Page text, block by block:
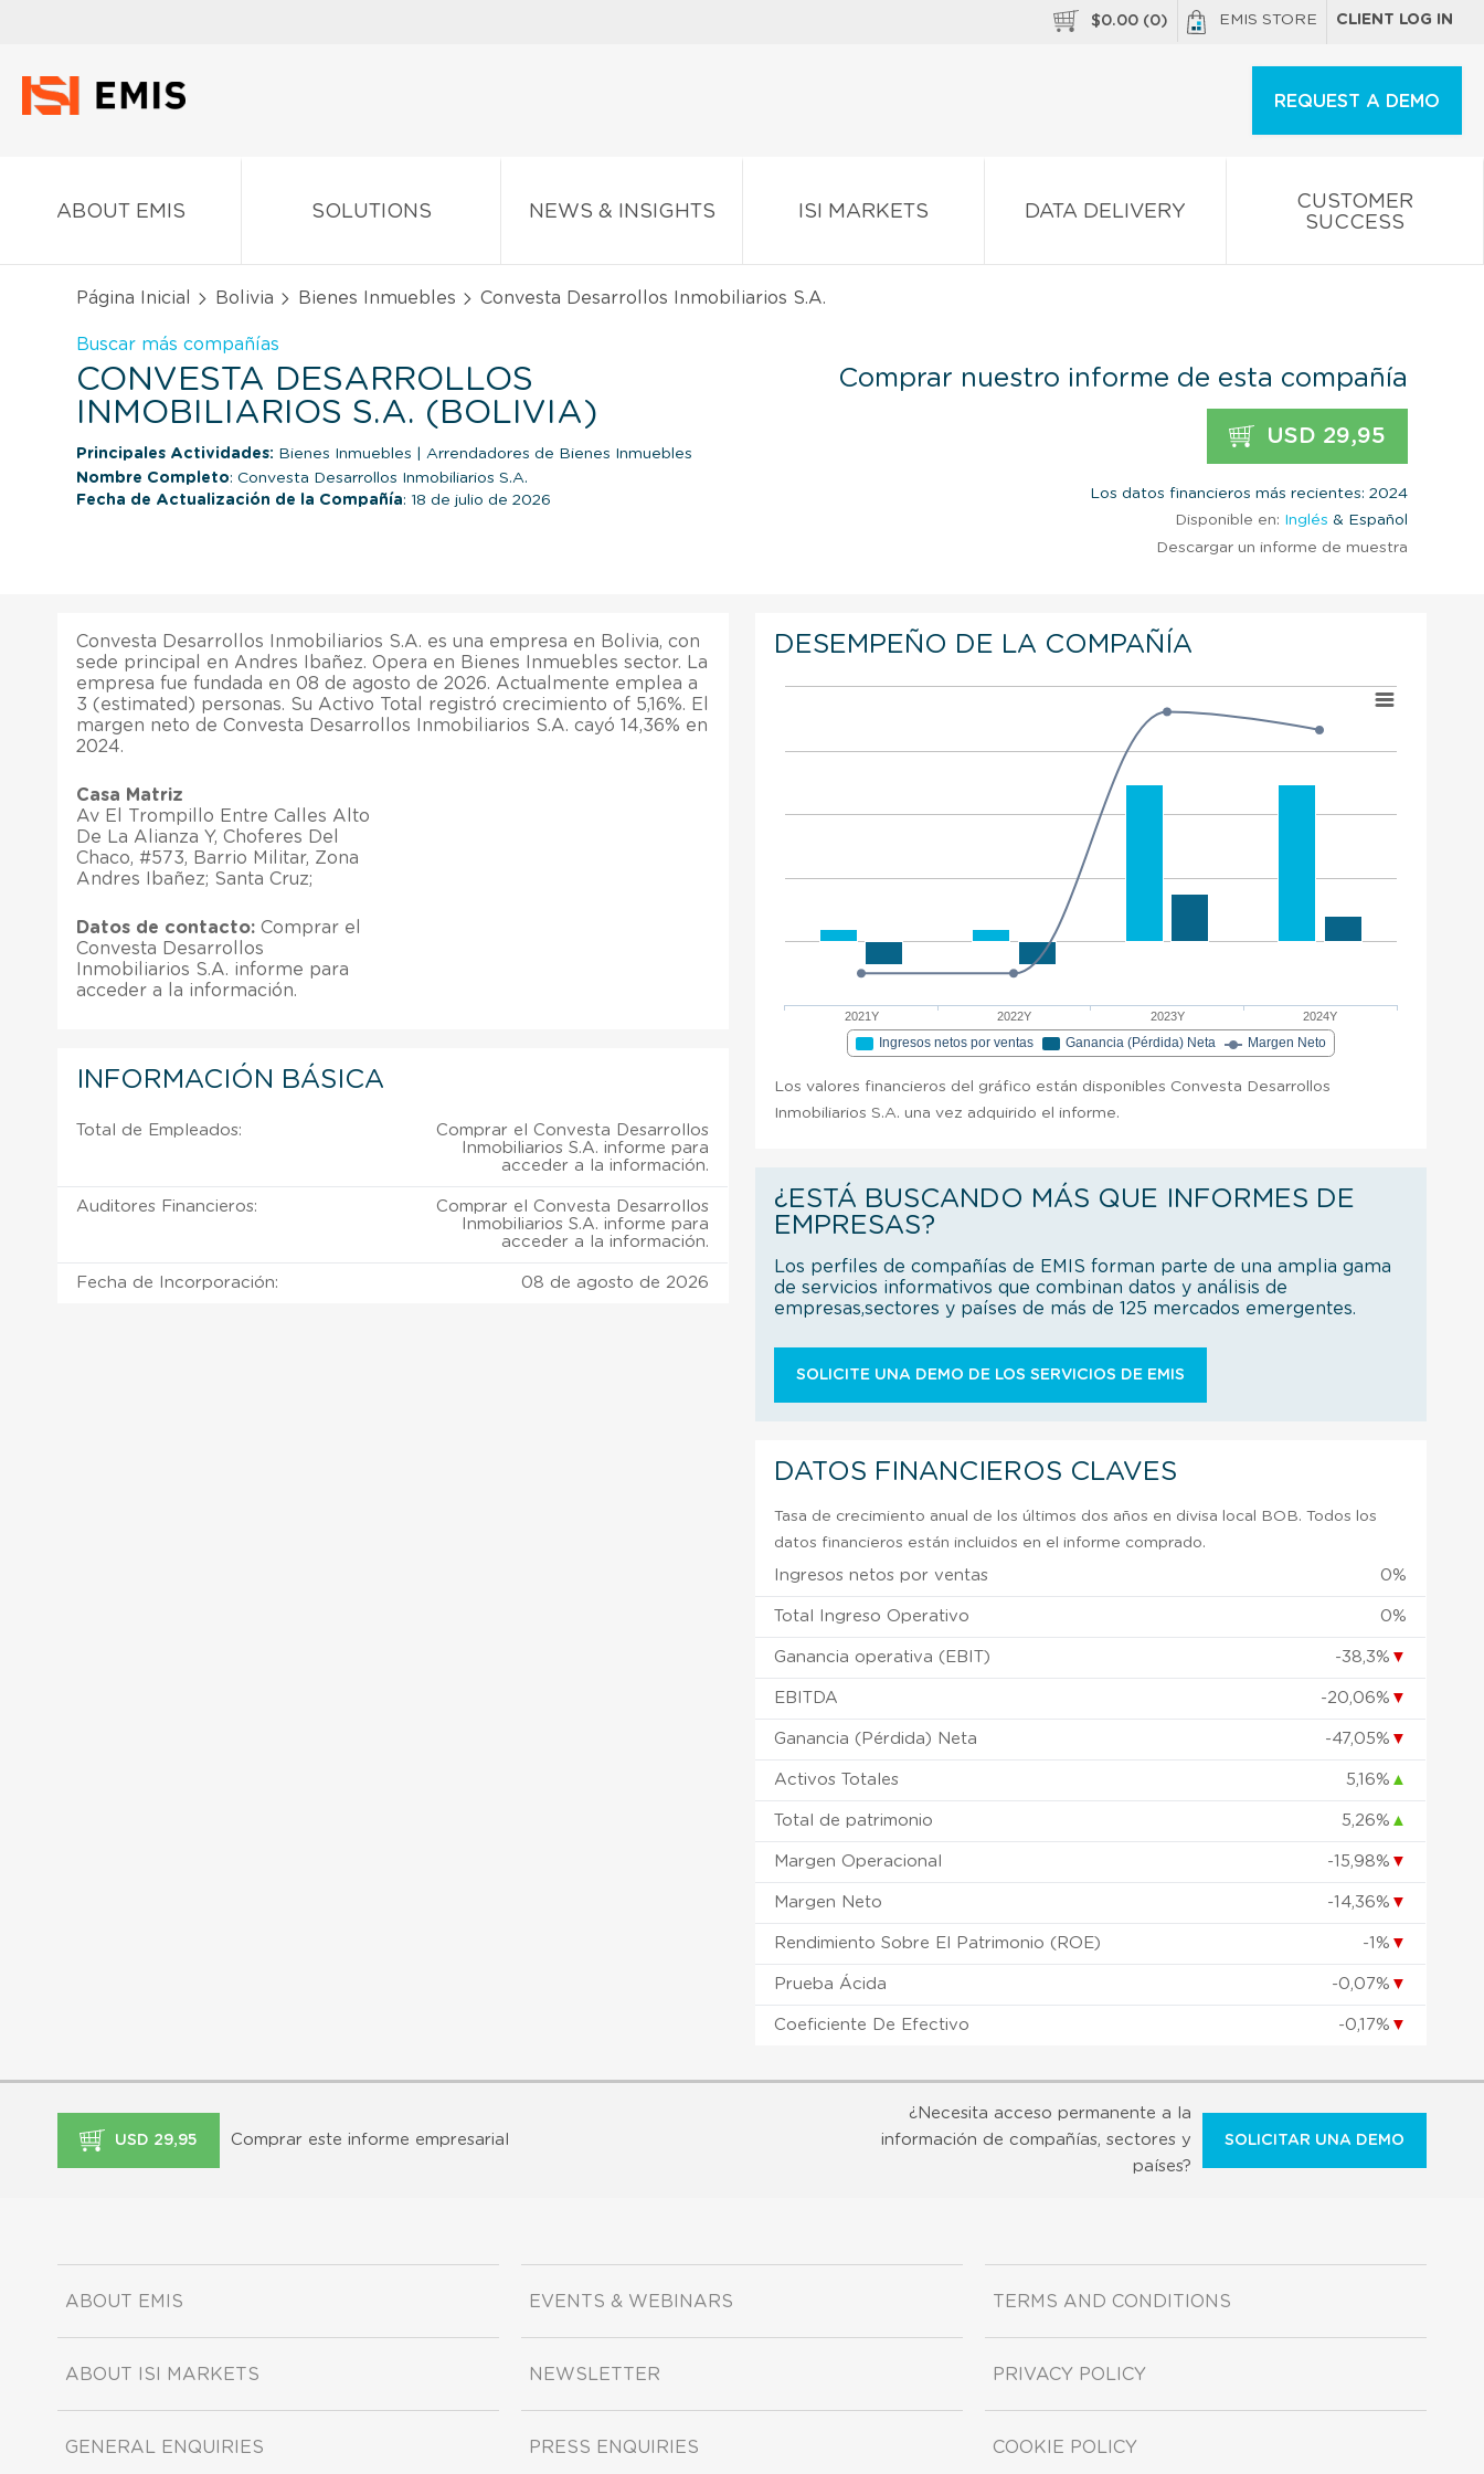
$0.00 (0) EMIS STORE CLIENT LOG IN
REQUEST A DEMO
ABOUT EMIS SOLUTIONS NEWS & INSIGHTS ISI MARKETS DATA DELIVERY
CUSTOMER
SUCCESS
Página Inicial Bolivia Bienes Inmuebles Convesta Desarrollos Inmobiliarios S.A.
Buscar más compañías
CONVESTA DESARROLLOS
INMOBILIARIOS S.A. (BOLIVIA)
Principales Actividades: Bienes Inmuebles
Arrendadores de Bienes Inmuebles
Nombre Completo: Convesta Desarrollos Inmobiliarios S.A.
Fecha de Actualización de la Compañía: 18 de julio de 2026
Comprar nuestro informe de esta compañía
USD 29,95
Los datos financieros más recientes: 2024
Disponible en: Inglés & Español
Descargar un informe de muestra
Convesta Desarrollos Inmobiliarios S.A. es una empresa en Bolivia, con
sede principal en Andres Ibañez. Opera en Bienes Inmuebles sector. La
empresa fue fundada en 08 de agosto de 2026. Actualmente emplea a
3 (estimated) personas. Su Activo Total registró crecimiento of 5,16%. El
margen neto de Convesta Desarrollos Inmobiliarios S.A. cayó 14,36% en
2024.
Casa Matriz
Av El Trompillo Entre Calles Alto
De La Alianza Y, Choferes Del
Chaco, #573, Barrio Militar, Zona
Andres Ibañez; Santa Cruz;
Datos de contacto: Comprar el
Convesta Desarrollos
Inmobiliarios S.A. informe para
acceder a la información.
INFORMACIÓN BÁSICA
Total de Empleados:
Comprar el Convesta Desarrollos
Inmobiliarios S.A. informe para
acceder a la información.
Auditores Financieros:
Comprar el Convesta Desarrollos
Inmobiliarios S.A. informe para
acceder a la información.
Fecha de Incorporación: 08 de agosto de 2026
DESEMPEÑO DE LA COMPAÑÍA
2021Y 2022Y 2023Y 2024Y
Ingresos netos por ventas Ganancia (Pérdida) Neta Margen Neto
Los valores financieros del gráfico están disponibles Convesta Desarrollos
Inmobiliarios S.A. una vez adquirido el informe.
¿ESTÁ BUSCANDO MÁS QUE INFORMES DE
EMPRESAS?
Los perfiles de compañías de EMIS forman parte de una amplia gama
de servicios informativos que combinan datos y análisis de
empresas,sectores y países de más de 125 mercados emergentes.
SOLICITE UNA DEMO DE LOS SERVICIOS DE EMIS
DATOS FINANCIEROS CLAVES
Tasa de crecimiento anual de los últimos dos años en divisa local BOB. Todos los
datos financieros están incluidos en el informe comprado.
Ingresos netos por ventas 0%
Total Ingreso Operativo 0%
Ganancia operativa (EBIT) -38,3% ▼
EBITDA -20,06% ▼
Ganancia (Pérdida) Neta -47,05% ▼
Activos Totales 5,16% ▲
Total de patrimonio 5,26% ▲
Margen Operacional -15,98% ▼
Margen Neto -14,36% ▼
Rendimiento Sobre El Patrimonio (ROE) -1% ▼
Prueba Ácida -0,07% ▼
Coeficiente De Efectivo -0,17% ▼
USD 29,95 Comprar este informe empresarial
¿Necesita acceso permanente a la
información de compañías, sectores y
países?
SOLICITAR UNA DEMO
ABOUT EMIS
ABOUT ISI MARKETS
GENERAL ENQUIRIES
EVENTS & WEBINARS
NEWSLETTER
PRESS ENQUIRIES
TERMS AND CONDITIONS
PRIVACY POLICY
COOKIE POLICY